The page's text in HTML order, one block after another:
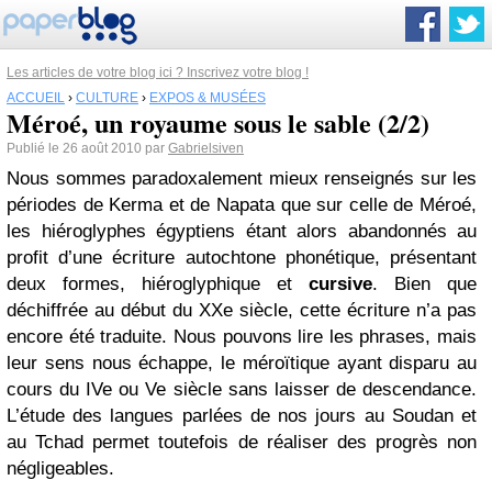
Les articles de votre blog ici ? Inscrivez votre blog !
ACCUEIL › CULTURE › EXPOS & MUSÉES
Méroé, un royaume sous le sable (2/2)
Publié le 26 août 2010 par Gabrielsiven
Nous sommes paradoxalement mieux renseignés sur les
périodes de Kerma et de Napata que sur celle de Méroé,
les hiéroglyphes égyptiens étant alors abandonnés au
profit d’une écriture autochtone phonétique, présentant
deux formes, hiéroglyphique et cursive. Bien que
déchiffrée au début du XXe siècle, cette écriture n’a pas
encore été traduite. Nous pouvons lire les phrases, mais
leur sens nous échappe, le méroïtique ayant disparu au
cours du IVe ou Ve siècle sans laisser de descendance.
L’étude des langues parlées de nos jours au Soudan et
au Tchad permet toutefois de réaliser des progrès non
négligeables.